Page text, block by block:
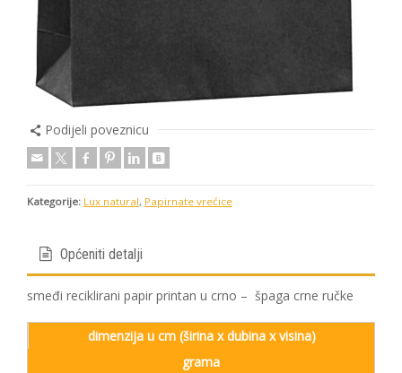
Podijeli poveznicu
Kategorije: Lux natural, Papirnate vrećice
Općeniti detalji
smeđi reciklirani papir printan u crno – špaga crne ručke
dimenzija u cm (širina x dubina x visina)
grama